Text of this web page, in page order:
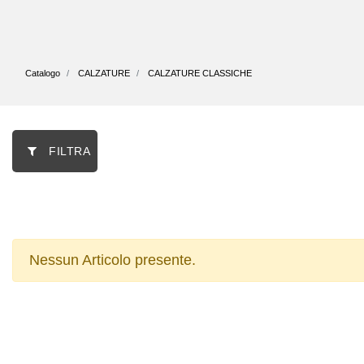
Catalogo CALZATURE CALZATURE CLASSICHE
FILTRA
Nessun Articolo presente.